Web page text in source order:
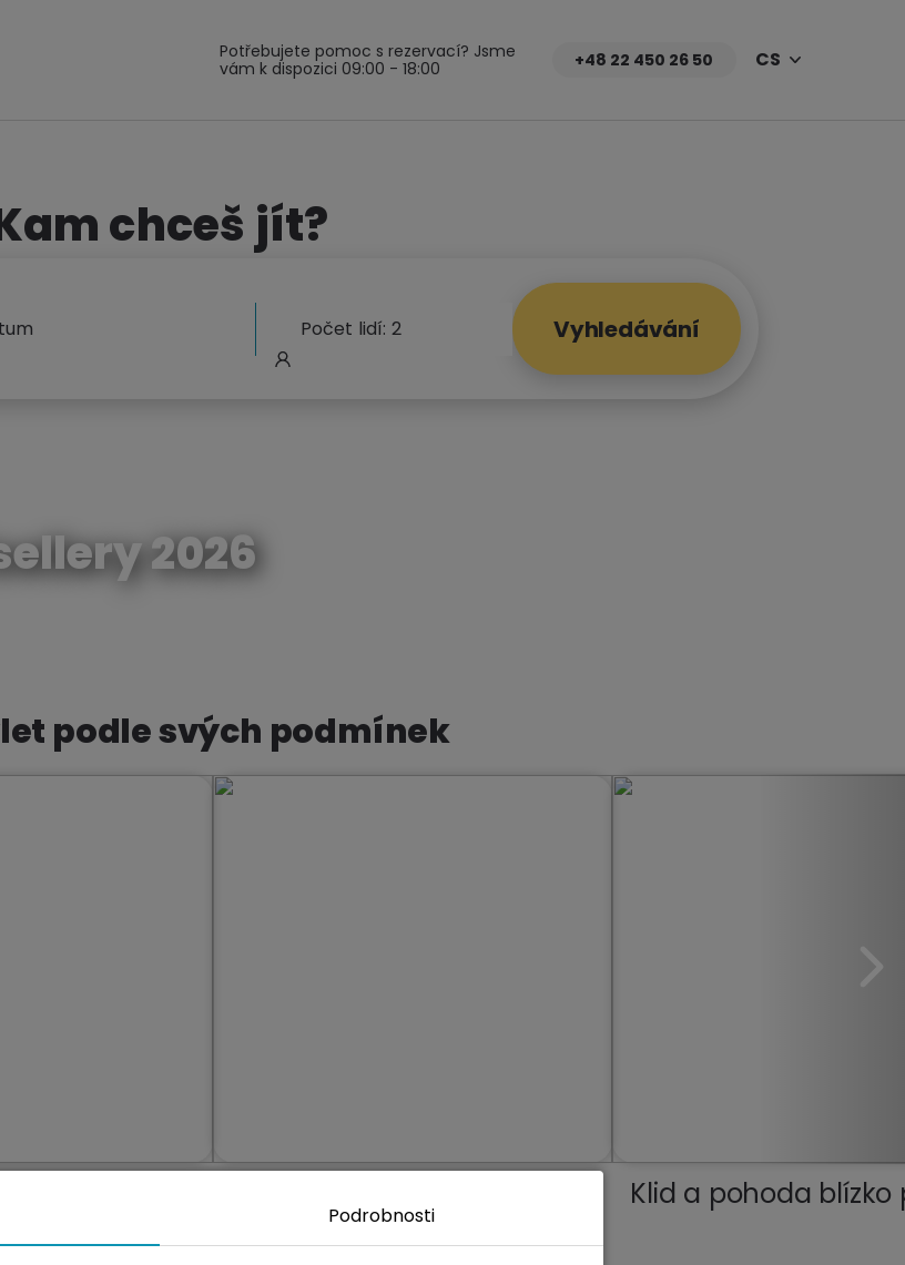
Potřebujete pomoc s rezervací? Jsme
vám k dispozici 09:00 - 18:00
+48 22 450 26 50 CS
chceš jít?
Vyhledávání
2026
podle svých podmínek
Klid a pohoda blízko
Podrobnosti